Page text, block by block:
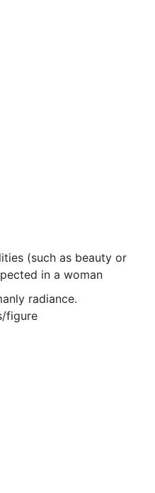
(such as beauty or
in a woman
radiance.
figure